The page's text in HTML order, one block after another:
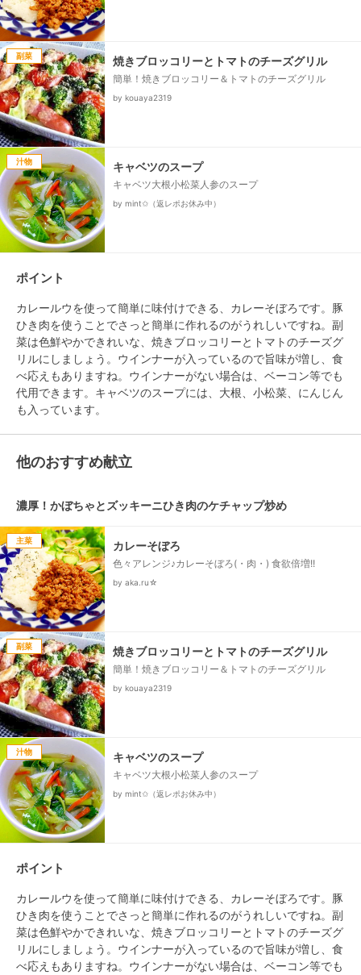
副菜 焼きブロッコリーとトマトのチーズグリル
簡単！焼きブロッコリー＆トマトのチーズグリル
by kouaya2319
汁物 キャベツのスープ
キャベツ大根小松菜人参のスープ
by mint✩（返レポお休み中）
ポイント
カレールウを使って簡単に味付けできる、カレーそぼろです。豚
ひき肉を使うことでさっと簡単に作れるのがうれしいですね。副
菜は色鮮やかできれいな、焼きブロッコリーとトマトのチーズグ
リルにしましょう。ウインナーが入っているので旨味が増し、食
べ応えもありますね。ウインナーがない場合は、ベーコン等でも
代用できます。キャベツのスープには、大根、小松菜、にんじん
も入っています。
他のおすすめ献立
濃厚！かぼちゃとズッキーニひき肉のケチャップ炒め
主菜 カレーそぼろ
色々アレンジ♪カレーそぼろ(・肉・) 食欲倍増!!
by aka.ru☆
副菜 焼きブロッコリーとトマトのチーズグリル
簡単！焼きブロッコリー＆トマトのチーズグリル
by kouaya2319
汁物 キャベツのスープ
キャベツ大根小松菜人参のスープ
by mint✩（返レポお休み中）
ポイント
カレールウを使って簡単に味付けできる、カレーそぼろです。豚
ひき肉を使うことでさっと簡単に作れるのがうれしいですね。副
菜は色鮮やかできれいな、焼きブロッコリーとトマトのチーズグ
リルにしましょう。ウインナーが入っているので旨味が増し、食
べ応えもありますね。ウインナーがない場合は、ベーコン等でも